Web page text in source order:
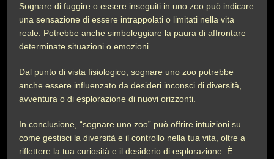
Sognare di fuggire o essere inseguiti in uno zoo può indicare
una sensazione di essere intrappolati o limitati nella vita
reale. Potrebbe anche simboleggiare la paura di affrontare
determinate situazioni o emozioni.
Dal punto di vista fisiologico, sognare uno zoo potrebbe
anche essere influenzato da desideri inconsci di diversità,
avventura o di esplorazione di nuovi orizzonti.
In conclusione, “sognare uno zoo” può offrire intuizioni su
come gestisci la diversità e il controllo nella tua vita, oltre a
riflettere la tua curiosità e il desiderio di esplorazione. È